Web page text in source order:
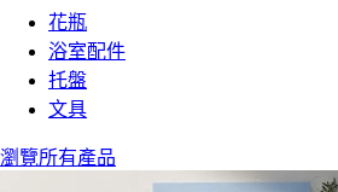
花瓶
浴室配件
托盤
文具
瀏覽所有產品